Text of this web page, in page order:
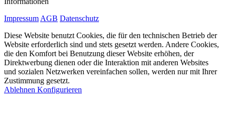
Impressum AGB Datenschutz
Diese Website benutzt Cookies, die für den technischen Betrieb der
Website erforderlich sind und stets gesetzt werden. Andere Cookies,
die den Komfort bei Benutzung dieser Website erhöhen, der
Direktwerbung dienen oder die Interaktion mit anderen Websites
und sozialen Netzwerken vereinfachen sollen, werden nur mit Ihrer
Zustimmung gesetzt.
Ablehnen Konfigurieren